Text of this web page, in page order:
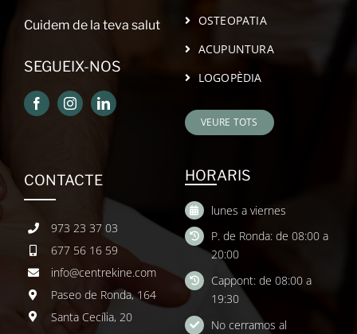
Cuidem de la teva salut
SEGUEIX-NOS
OSTEOPATIA
ACUPUNTURA
LOGOPÈDIA
VEURE TOTS
CONTACTE
973 23 37 03
677 56 16 59
info@centrekine.com
Paseo de Ronda, 164
Santa Cecília, 20
HORARIS
lunes a viernes
P. de Ronda: de 08:00 a
20:00
Cappont: de 08:00 a
19:30
No cerramos al